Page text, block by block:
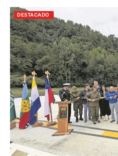
DESTACADO